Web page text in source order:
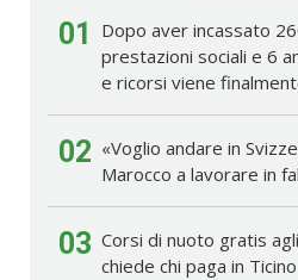
01
Dopo aver incassato
prestazioni sociali e 6
e ricorsi viene
02 «Voglio andare in
Marocco a lavorare in
03 Corsi di nuoto gratis
chiede chi paga in Ticino